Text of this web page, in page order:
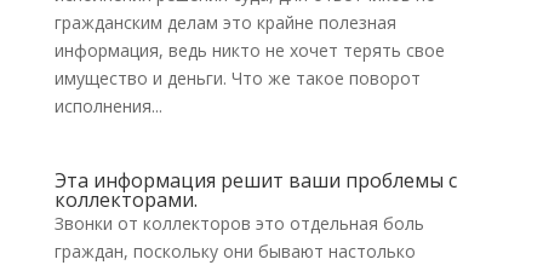
гражданским делам это крайне полезная
информация, ведь никто не хочет терять свое
имущество и деньги. Что же такое поворот
исполнения...
Эта информация решит ваши проблемы с
коллекторами.
Звонки от коллекторов это отдельная боль
граждан, поскольку они бывают настолько